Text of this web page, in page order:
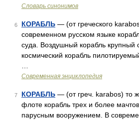
Словарь синонимов
6 КОРАБЛЬ — (от греческого
современном русском языке
суда. Воздушный корабль крупный
космический корабль
Современная энциклопедия
7 КОРАБЛЬ — (от греч. karabos) то
флоте корабль трех и более
парусным вооружением. В